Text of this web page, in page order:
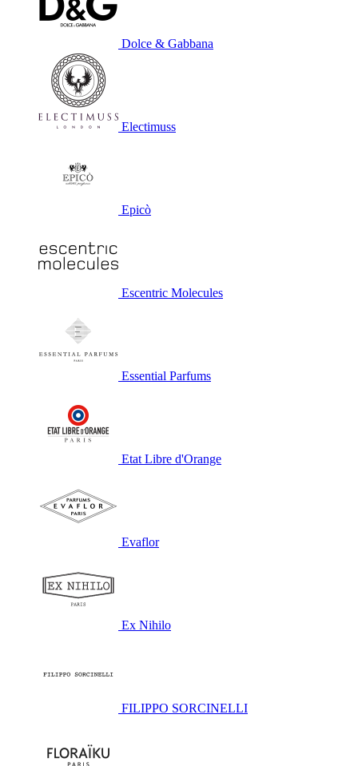
Dolce & Gabbana
Electimuss
Epicò
Escentric Molecules
Essential Parfums
Etat Libre d'Orange
Evaflor
Ex Nihilo
FILIPPO SORCINELLI